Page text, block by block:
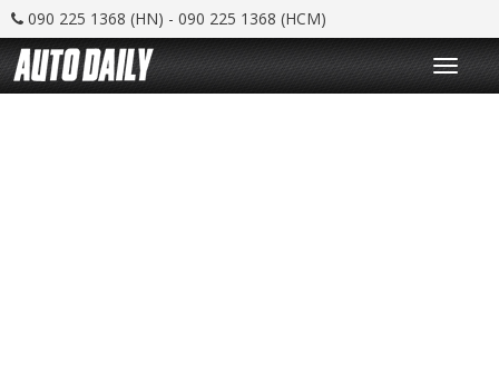
090 225 1368 (HN) - 090 225 1368 (HCM)
T
o
g